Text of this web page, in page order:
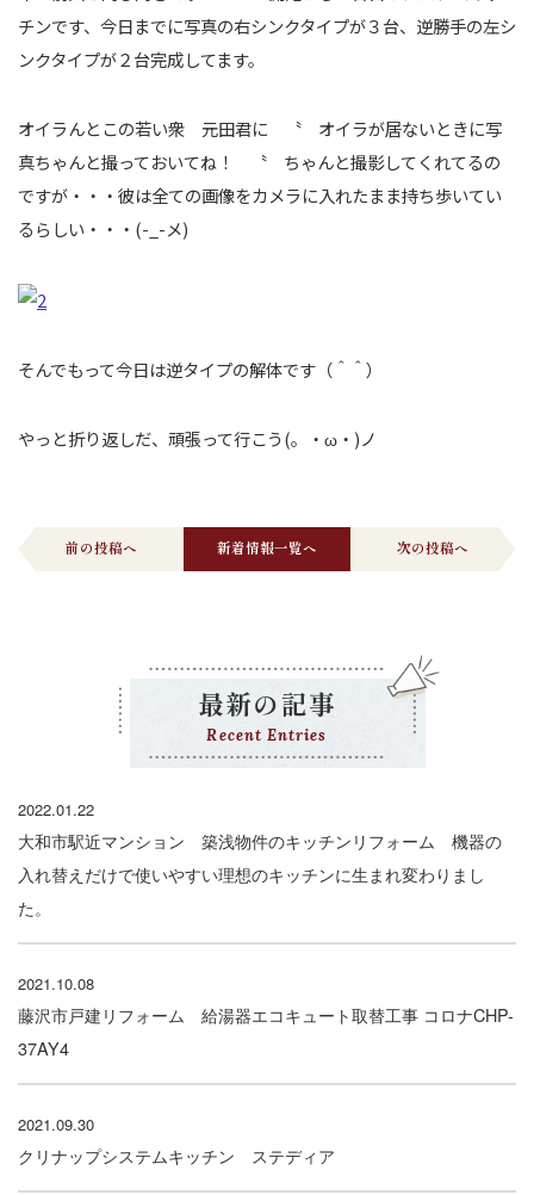
チンです、今日までに写真の右シンクタイプが３台、逆勝手の左シ
ンクタイプが２台完成してます。
オイラんとこの若い衆 元田君に 〝 オイラが居ないときに写
真ちゃんと撮っておいてね！ 〝 ちゃんと撮影してくれてるの
ですが・・・彼は全ての画像をカメラに入れたまま持ち歩いてい
るらしい・・・(-_-メ)
そんでもって今日は逆タイプの解体です（＾＾）
やっと折り返しだ、頑張って行こう(。・ω・)ノ
前の投稿へ 新着情報一覧へ 次の投稿へ
最新の記事
Recent Entries
2022.01.22
大和市駅近マンション 築浅物件のキッチンリフォーム 機器の
入れ替えだけで使いやすい理想のキッチンに生まれ変わりまし
た。
2021.10.08
藤沢市戸建リフォーム 給湯器エコキュート取替工事 コロナCHP-
37AY4
2021.09.30
クリナップシステムキッチン ステディア